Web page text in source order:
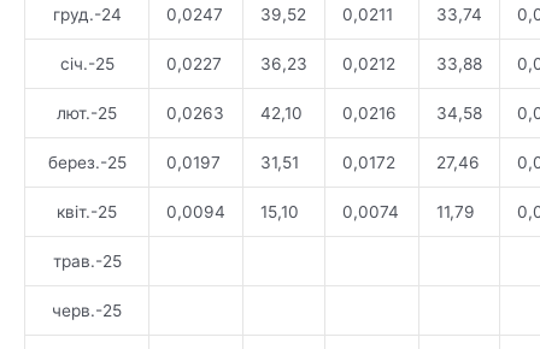
груд.-24 0,0247 39,52 0,0211 33,74
січ.-25 0,0227 36,23 0,0212 33,88
лют.-25 0,0263 42,10 0,0216 34,58
берез.-25 0,0197 31,51 0,0172 27,46
квіт.-25 0,0094 15,10 0,0074 11,79
трав.-25
черв.-25